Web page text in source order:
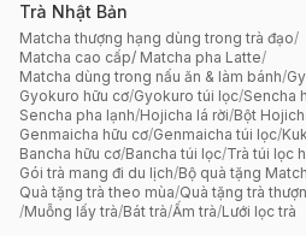
Trà Nhật Bản
Matcha thượng hạng dùng trong trà đạo/
Matcha cao cấp/ Matcha pha Latte/
Matcha dùng trong nấu ăn & làm bánh/
Gyokuro hữu cơ/Gyokuro túi lọc/Sencha
Sencha pha lạnh/Hojicha lá rời/Bột
Genmaicha hữu cơ/Genmaicha túi lọc/
Bancha hữu cơ/Bancha túi lọc/Trà túi lọc
Gói trà mang đi du lịch/Bộ quà tặng
Quà tặng trà theo mùa/Quà tặng trà
/Muỗng lấy trà/Bát trà/Ấm trà/Lưới lọc trà